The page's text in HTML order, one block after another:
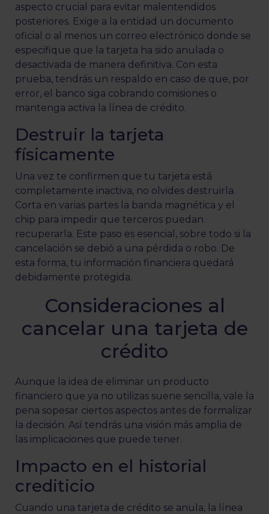
aspecto crucial para evitar malentendidos
posteriores. Exige a la entidad un documento
oficial o al menos un correo electrónico donde se
especifique que la tarjeta ha sido anulada o
desactivada de manera definitiva. Con esta
prueba, tendrás un respaldo en caso de que, por
error, el banco siga cobrando comisiones o
mantenga activa la línea de crédito.
Destruir la tarjeta
físicamente
Una vez te confirmen que tu tarjeta está
completamente inactiva, no olvides destruirla.
Corta en varias partes la banda magnética y el
chip para impedir que terceros puedan
recuperarla. Este paso es esencial, sobre todo si la
cancelación se debió a una pérdida o robo. De
esta forma, tu información financiera quedará
debidamente protegida.
Consideraciones al
cancelar una tarjeta de
crédito
Aunque la idea de eliminar un producto
financiero que ya no utilizas suene sencilla, vale la
pena sopesar ciertos aspectos antes de formalizar
la decisión. Así tendrás una visión más amplia de
las implicaciones que puede tener.
Impacto en el historial
crediticio
Cuando una tarjeta de crédito se anula, la línea